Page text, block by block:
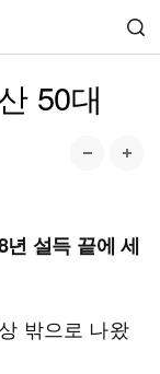
50대
설득 끝에 세
밖으로 나왔